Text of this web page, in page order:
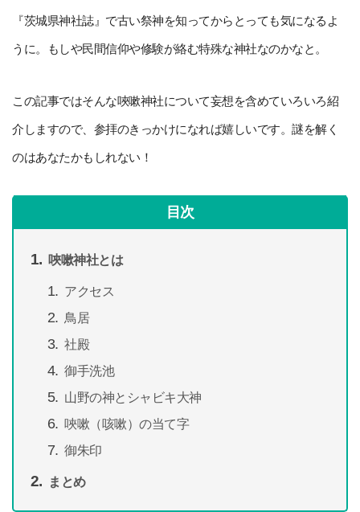
『茨城県神社誌』で古い祭神を知ってからとっても気になるよ
うに。もしや民間信仰や修験が絡む特殊な神社なのかなと。
この記事ではそんな唊嗽神社について妄想を含めていろいろ紹
介しますので、参拝のきっかけになれば嬉しいです。謎を解く
のはあなたかもしれない！
目次
唊嗽神社とは
アクセス
鳥居
社殿
御手洗池
山野の神とシャビキ大神
唊嗽（咳嗽）の当て字
御朱印
まとめ